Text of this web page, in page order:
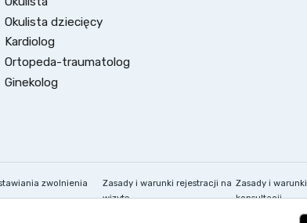
Okulista dziecięcy
Kardiolog
Ortopeda-traumatolog
Ginekolog
zwolnienia
Zasady i warunki rejestracji na
wizytę
Zasady i warunki
konsultacji